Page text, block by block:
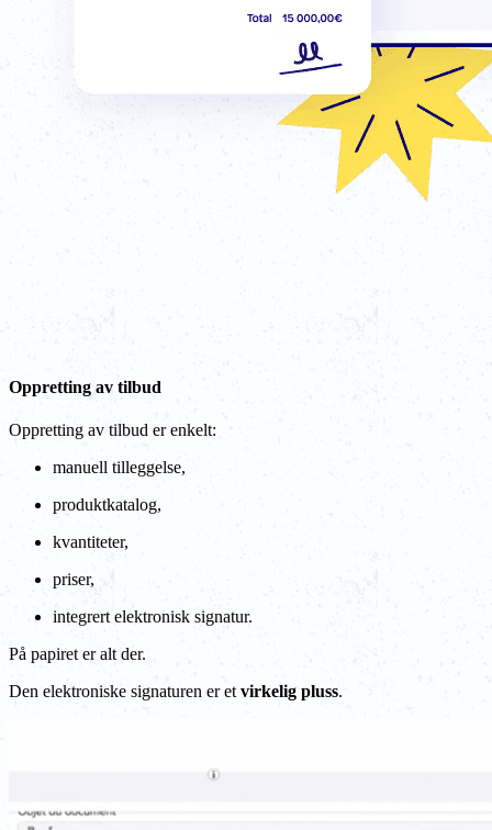
Oppretting av tilbud
Oppretting av tilbud er enkelt:
manuell tilleggelse,
produktkatalog,
kvantiteter,
priser,
integrert elektronisk signatur.
På papiret er alt der.
Den elektroniske signaturen er et virkelig pluss.